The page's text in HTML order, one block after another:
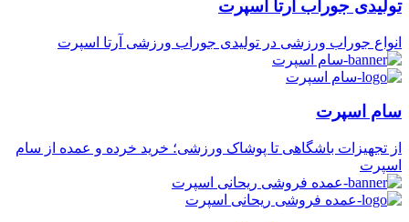
تولیدی جوراب آرتا اسپرت
انواع جوراب ورزشی در تولیدی جوراب ورزشی آرتا اسپرت
سام اسپرت
از تجهیزات باشگاهی تا پوشاک ورزشی؛ خرید خرده و عمده از سام
اسپرت